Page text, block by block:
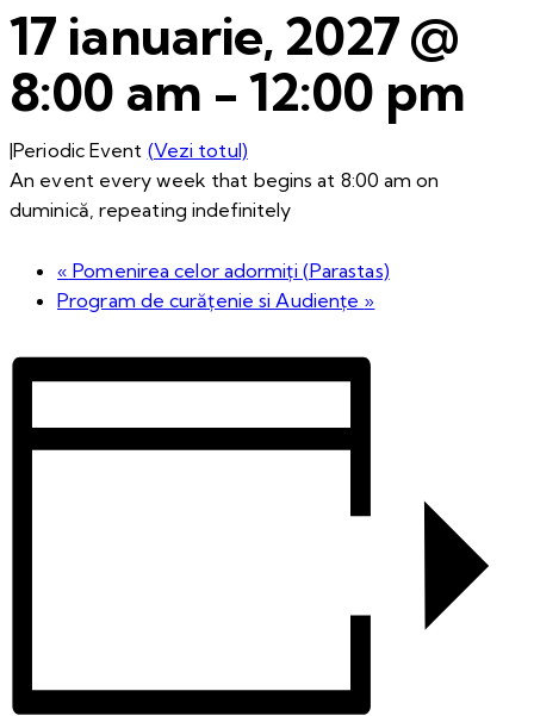
17 ianuarie, 2027 @
8:00 am -12:00 pm
|Periodic Event (Vezi totul)
An event every week that begins at 8:00 am on
duminică, repeating indefinitely
« Pomenirea celor adormiți (Parastas)
Program de curățenie si Audiențe »